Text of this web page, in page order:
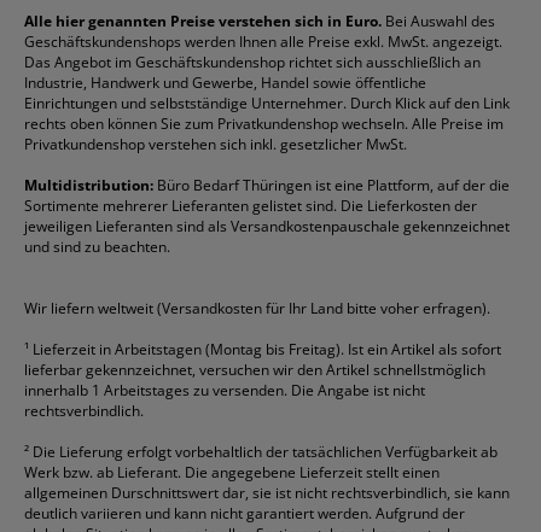
Reklamation / Retouren
Vertrag widerrufen (Privatkunden)
Rabatte & Aktionen
Briefumschläge
Druckerpatronen
Etiketten
Fineliner
Folienschreiber
Formulare
Gelschreiber
Geschäftsbücher
Klemmmappen
Kopierpapier
Korrekturmittel
Kugelschreiber
Mappen
Ordner
Packband
Permanentmarker
Taschenrechner
Textmarker
Tintenroller
Tintenpatronen
Toilettenpapier
Toner
Versandmaterial
Versandtaschen
Durable
DYMO
Edding
Esselte
Faber-Castell
Fellowes
Franken
Fripa
HP
Pentel
Pelikan
Pilot
Pritt
Schneider
Stabilo
Staedtler
alle Marken anzeigen
Alle hier genannten Preise verstehen sich in Euro. Bei Auswahl des
Geschäftskundenshops werden Ihnen alle Preise exkl. MwSt. angezeigt.
Das Angebot im Geschäftskundenshop richtet sich ausschließlich an
Industrie, Handwerk und Gewerbe, Handel sowie öffentliche
Einrichtungen und selbstständige Unternehmer. Durch Klick auf den Link
rechts oben können Sie zum Privatkundenshop wechseln. Alle Preise im
Privatkundenshop verstehen sich inkl. gesetzlicher MwSt.
Multidistribution: Büro Bedarf Thüringen ist eine Plattform, auf der die
Sortimente mehrerer Lieferanten gelistet sind. Die Lieferkosten der
jeweiligen Lieferanten sind als Versandkostenpauschale gekennzeichnet
und sind zu beachten.
Wir liefern weltweit (Versandkosten für Ihr Land bitte voher erfragen).
¹ Lieferzeit in Arbeitstagen (Montag bis Freitag). Ist ein Artikel als sofort
lieferbar gekennzeichnet, versuchen wir den Artikel schnellstmöglich
innerhalb 1 Arbeitstages zu versenden. Die Angabe ist nicht
rechtsverbindlich.
² Die Lieferung erfolgt vorbehaltlich der tatsächlichen Verfügbarkeit ab
Werk bzw. ab Lieferant. Die angegebene Lieferzeit stellt einen
allgemeinen Durschnittswert dar, sie ist nicht rechtsverbindlich, sie kann
deutlich variieren und kann nicht garantiert werden. Aufgrund der